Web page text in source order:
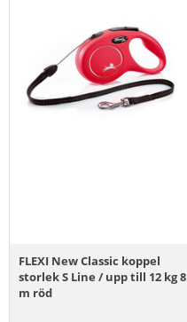
FLEXI New Classic koppel
storlek S Line / upp till 12 kg 8
m röd